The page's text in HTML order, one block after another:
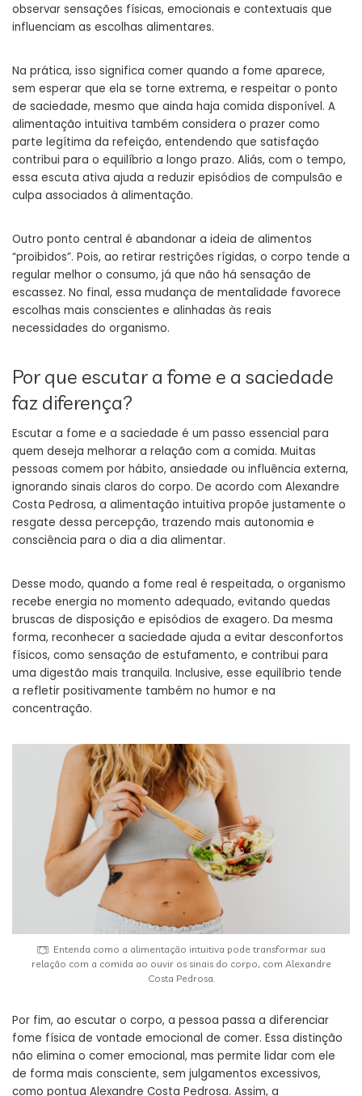
observar sensações físicas, emocionais e contextuais que
influenciam as escolhas alimentares.
Na prática, isso significa comer quando a fome aparece,
sem esperar que ela se torne extrema, e respeitar o ponto
de saciedade, mesmo que ainda haja comida disponível. A
alimentação intuitiva também considera o prazer como
parte legítima da refeição, entendendo que satisfação
contribui para o equilíbrio a longo prazo. Aliás, com o tempo,
essa escuta ativa ajuda a reduzir episódios de compulsão e
culpa associados à alimentação.
Outro ponto central é abandonar a ideia de alimentos
“proibidos”. Pois, ao retirar restrições rígidas, o corpo tende a
regular melhor o consumo, já que não há sensação de
escassez. No final, essa mudança de mentalidade favorece
escolhas mais conscientes e alinhadas às reais
necessidades do organismo.
Por que escutar a fome e a saciedade
faz diferença?
Escutar a fome e a saciedade é um passo essencial para
quem deseja melhorar a relação com a comida. Muitas
pessoas comem por hábito, ansiedade ou influência externa,
ignorando sinais claros do corpo. De acordo com Alexandre
Costa Pedrosa, a alimentação intuitiva propõe justamente o
resgate dessa percepção, trazendo mais autonomia e
consciência para o dia a dia alimentar.
Desse modo, quando a fome real é respeitada, o organismo
recebe energia no momento adequado, evitando quedas
bruscas de disposição e episódios de exagero. Da mesma
forma, reconhecer a saciedade ajuda a evitar desconfortos
físicos, como sensação de estufamento, e contribui para
uma digestão mais tranquila. Inclusive, esse equilíbrio tende
a refletir positivamente também no humor e na
concentração.
Entenda como a alimentação intuitiva pode transformar sua
relação com a comida ao ouvir os sinais do corpo, com Alexandre
Costa Pedrosa.
Por fim, ao escutar o corpo, a pessoa passa a diferenciar
fome física de vontade emocional de comer. Essa distinção
não elimina o comer emocional, mas permite lidar com ele
de forma mais consciente, sem julgamentos excessivos,
como pontua Alexandre Costa Pedrosa. Assim, a